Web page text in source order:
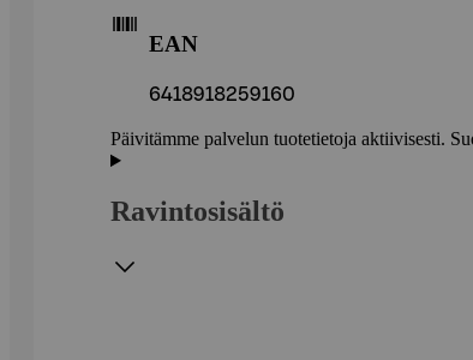
EAN
6418918259160
Päivitämme palvelun tuotetietoja aktiivisesti.
Ravintosisältö